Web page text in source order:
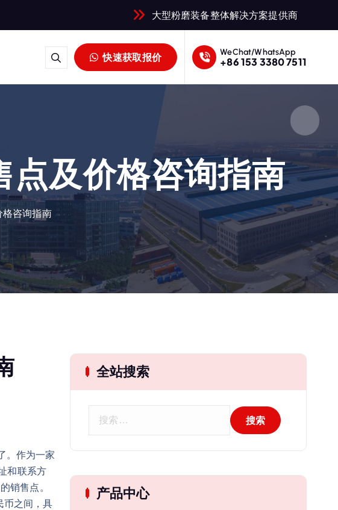
大型粉磨装备整体解决方案提供商
快速获取报价 WeChat/WhatsApp
+86 153 3380 7511
点及价格咨询指南
咨询指南
。作为一家
和联系方
销售点。
币之间，具
全站搜索
产品中心